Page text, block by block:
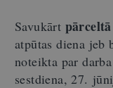
Savukārt pārceltā
atpūtas diena jeb
noteikta par
sestdiena, 27.